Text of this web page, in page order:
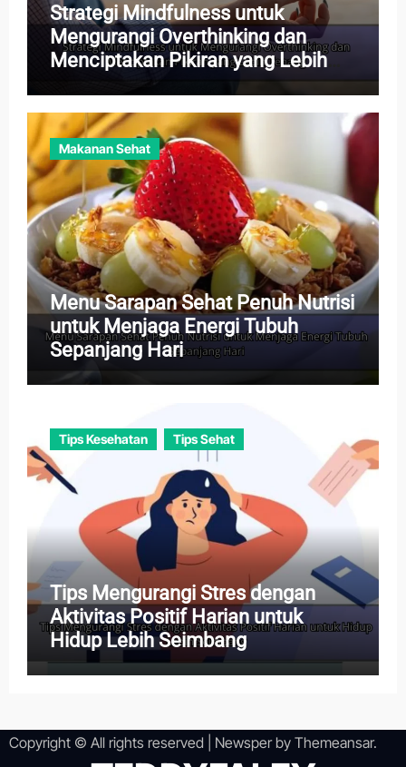
Strategi Mindfulness untuk
Mengurangi Overthinking dan
Menciptakan Pikiran yang Lebih
Makanan Sehat
Menu Sarapan Sehat Penuh Nutrisi
untuk Menjaga Energi Tubuh
Sepanjang Hari
Tips Kesehatan Tips Sehat
Tips Mengurangi Stres dengan
Aktivitas Positif Harian untuk
Hidup Lebih Seimbang
Copyright © All rights reserved Newsperby Themeansar.